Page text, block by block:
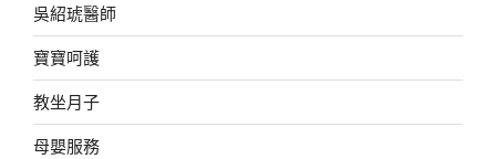
吳紹琥醫師
寶寶呵護
教坐月子
母嬰服務